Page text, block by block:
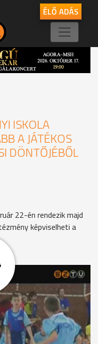
ÉLŐ ADÁS
ISKOLA
A JÁTÉKOS
DÖNTŐJÉBŐL
22-én rendezik majd
képviselheti a
is zsúfolásig telt
Egyetemi Központ
városi döntőjét,
szombathelyi általános
a Neumann, a
magát.